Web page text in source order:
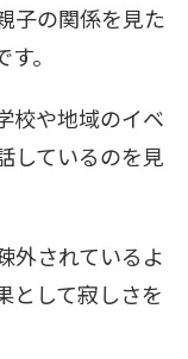
子の関係を見た
。
校や地域のイベ
しているのを見
外されているよ
として寂しさを